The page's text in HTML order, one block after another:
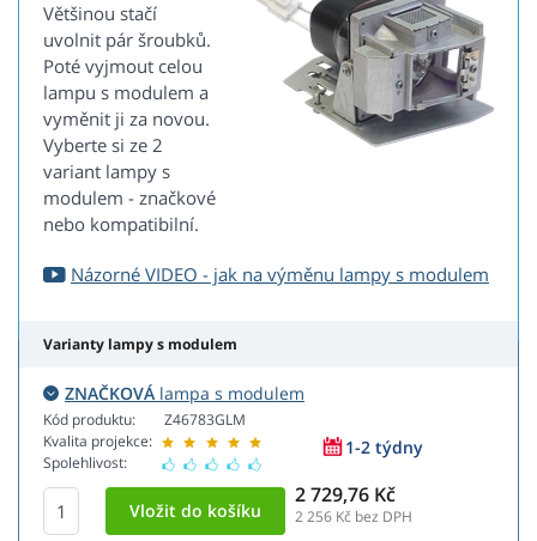
Většinou stačí
uvolnit pár šroubků.
Poté vyjmout celou
lampu s modulem a
vyměnit ji za novou.
Vyberte si ze 2
variant lampy s
modulem - značkové
nebo kompatibilní.
Názorné VIDEO - jak na výměnu lampy s modulem
Varianty lampy s modulem
ZNAČKOVÁ lampa s modulem
Kód produktu:
Kvalita projekce:
Spolehlivost:
Z46783GLM
1-2 týdny
2 729,76 Kč
2 256 Kč bez DPH